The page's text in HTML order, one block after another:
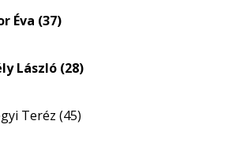
Éva (37)
László (28)
Teréz (45)